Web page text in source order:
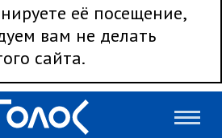
её посещение,
вам не делать
сайта.